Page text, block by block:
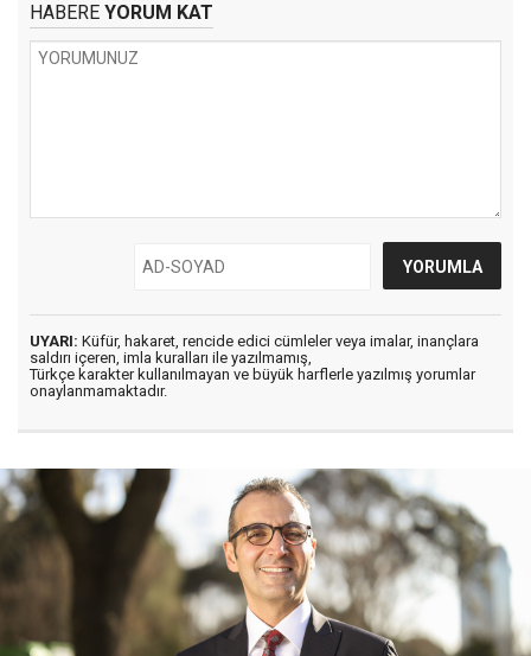
HABERE YORUM KAT
UYARI: Küfür, hakaret, rencide edici cümleler veya imalar, inançlara
saldırı içeren, imla kuralları ile yazılmamış,
Türkçe karakter kullanılmayan ve büyük harflerle yazılmış yorumlar
onaylanmamaktadır.